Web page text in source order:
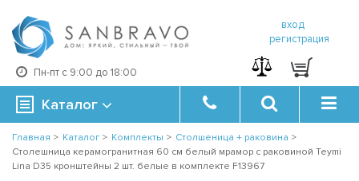
Пн-пт с 9:00 до 18:00
вход
регистрация
Каталог
Главная > Каталог > Комплекты > Столшеница + раковина >
Столешница керамогранитная 60 см белый мрамор с раковиной Teymi
Lina D35 кронштейны 2 шт. белые в комплекте F13967